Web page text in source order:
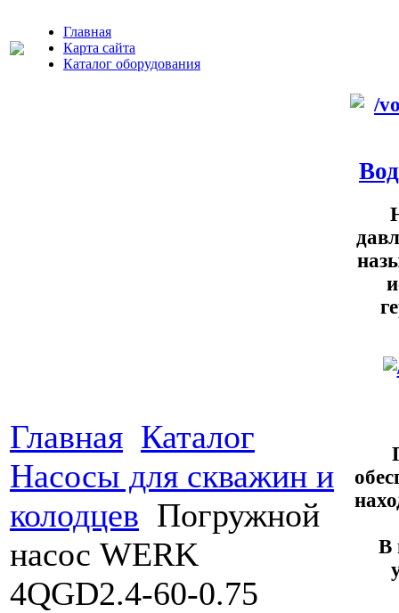
Главная
Карта сайта
Каталог оборудования
Главная Каталог
Насосы для скважин и
колодцев Погружной
насос WERK
4QGD2.4-60-0.75
В